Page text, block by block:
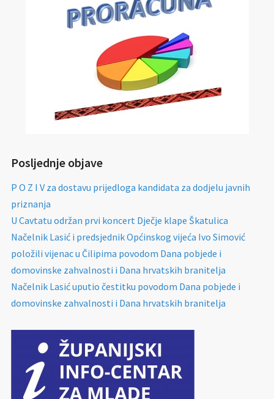
Posljednje objave
P O Z I V za dostavu prijedloga kandidata za dodjelu javnih
priznanja
U Cavtatu održan prvi koncert Dječje klape Škatulica
Načelnik Lasić i predsjednik Općinskog vijeća Ivo Simović
položili vijenac u Čilipima povodom Dana pobjede i
domovinske zahvalnosti i Dana hrvatskih branitelja
Načelnik Lasić uputio čestitku povodom Dana pobjede i
domovinske zahvalnosti i Dana hrvatskih branitelja